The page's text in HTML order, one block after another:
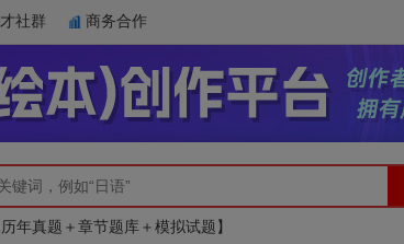
社群 商务合作
【核心词汇＋历年真题＋题库】
年真题＋章节题库＋模拟试题】
年真题＋章节题库＋模拟试题】